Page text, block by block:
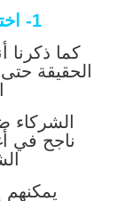
1- اختيار الشركاء وتوزيع المهام
كما
الحقيقة
الشركاء
ناجح في